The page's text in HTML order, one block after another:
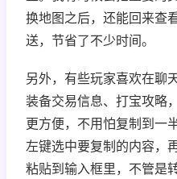
换地图之后，还能回来查
送，节省了不少时间。
另外，有些玩家喜欢在聊
装备交易信息、打宝攻略
更方便，不用怕复制到一
左键选中要复制的内容，
粘贴到输入框里，不管是